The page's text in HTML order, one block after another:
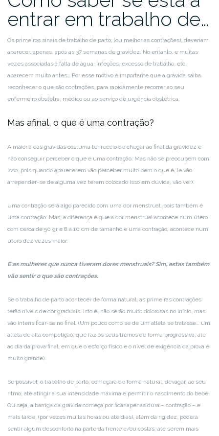
entrar em trabalho de…
Os primeiros sinais de trabalho de parto, (ou melhor as contrações), deveriam
aparecer, apenas, após as 37 semanas de gravidez. No entanto, e muitas
vezes associadas à falta de água, infeções, excesso de trabalho, etc,
aparecem muito antes… Por esse motivo é importante que a grávida saiba
reconhecer o que são contrações, para rapidamente recorrer ao seu
enfermeiro obstetra, médico ou ao serviço de urgência obstétrica.
Mas afinal, o que é uma contração?
A maioria das grávidas costuma ter receio de chegar ao final da gravidez e
não conseguir perceber o que é uma contração. Mas não se preocupem com
isso, pois quando aparecerem vão perceber muito bem o que é, (e vão
arrepender-se de alguma vez terem colocado isso em dúvida, vão ver).
Uma contração será algo parecido com uma dor menstrual, pois também é
uma contração. Mas, a diferença é que a dor menstrual acontece num útero
com cerca de 50 gr e 8 a 10 cm de tamanho e uma contração, acontece num
útero dez vezes maior.
E as mulheres que nunca tiveram dores menstruais? Sim, estas também
vão sentir o que são contrações.
Se o trabalho de parto acontecer de forma natural, as primeiras contrações
terão níveis de dor graduais. Isto é, não serão muito dolorosas no início, mas
vão intensificar-se no final. (Um pouco como se de um atleta se tratasse… um
atleta de alta competição, que faz os seus treinos de forma progressiva, até
ao dia da prova final, em que o esforço físico e o nível de exigência da prova é
muito grande).
Se possível, o trabalho de parto, começará de forma natural, devagar, ao seu
ritmo, até atingir a sua intensidade máxima e permitir o nascimento do bebé.
Ou seja, a barriga da grávida começa por ficar apenas dura – contração – e
mais tarde, (por vezes muitas horas ou até dias), além da rigidez, poderá
sentir algum desconforto na parte da frente e/ou costas, até serem mais